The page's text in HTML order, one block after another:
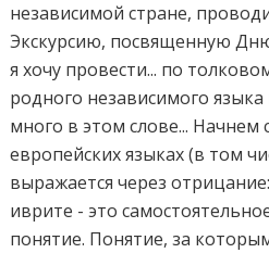
независимой стране,
Экскурсию, посвященную
я хочу провести... по
родного независимого
много в этом слове... Начнем
европейских языках (в том
выражается через
иврите - это
понятие. Понятие, за